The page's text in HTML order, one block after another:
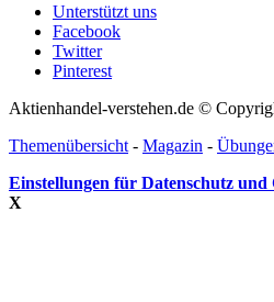
Unterstützt uns
Facebook
Twitter
Pinterest
Aktienhandel-verstehen.de ©
Themenübersicht - Magazin -
Einstellungen für Datenschutz und
X